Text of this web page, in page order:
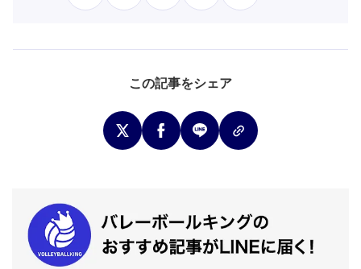
この記事をシェア